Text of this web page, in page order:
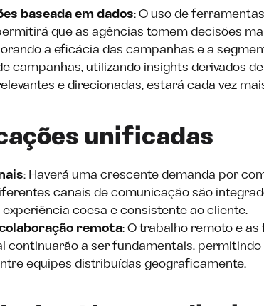
baseada em dados: O uso de
que as agências tomem decisões
a eficácia das campanhas e a
campanhas, utilizando insights derivados
e direcionadas, estará cada vez
unificadas
: Haverá uma crescente demanda por
canais de comunicação são
coesa e consistente ao cliente​.
remota: O trabalho remoto e
continuarão a ser fundamentais,
equipes distribuídas geograficamente.